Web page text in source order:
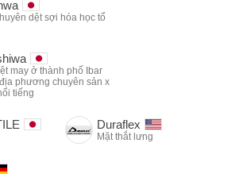
dệt sợi hóa học tổ
may ở thành phố Ibar
phương chuyên sản x
tiếng
Duraflex
Mặt thắt lưng